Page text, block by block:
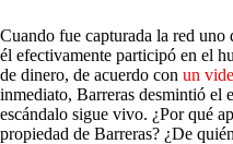
Cuando fue capturada la red uno
él efectivamente participó en el
de dinero, de acuerdo con un
inmediato, Barreras desmintió el
escándalo sigue vivo. ¿Por qué
propiedad de Barreras? ¿De